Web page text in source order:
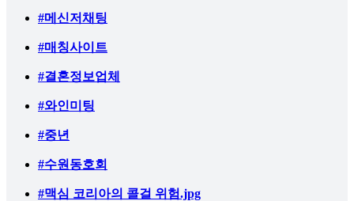
#메신저채팅
#매칭사이트
#결혼정보업체
#와인미팅
#중년
#수원동호회
#맥심 코리아의 콜걸 위험.jpg